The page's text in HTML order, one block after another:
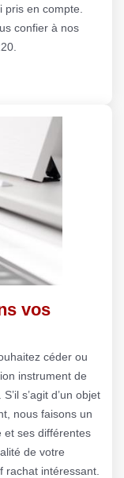
pris en compte.
confier à nos
vos
céder ou
instrument de
s’agit d’un objet
nous faisons un
et ses différentes
de votre
rachat intéressant.